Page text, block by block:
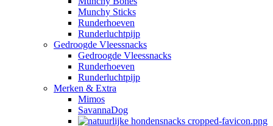
Munchy Sticks
Runderhoeven
Runderluchtpijp
Gedroogde Vleessnacks
Gedroogde Vleessnacks
Runderhoeven
Runderluchtpijp
Merken & Extra
Mimos
SavannaDog